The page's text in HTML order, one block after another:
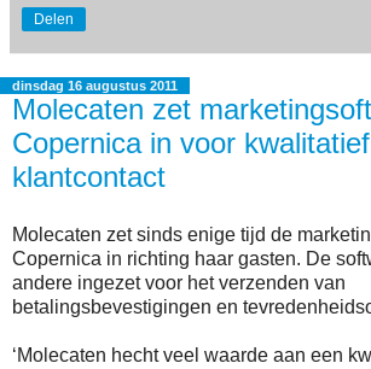
Delen
dinsdag 16 augustus 2011
Molecaten zet
Copernica in voor kwalitatief
klantcontact
Molecaten zet sinds enige tijd de
Copernica in richting haar gasten. De
andere ingezet voor het verzenden van
betalingsbevestigingen en
‘Molecaten hecht veel waarde aan een